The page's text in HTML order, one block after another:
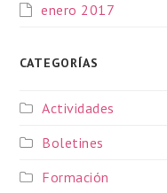
enero 2017
CATEGORÍAS
Actividades
Boletines
Formación